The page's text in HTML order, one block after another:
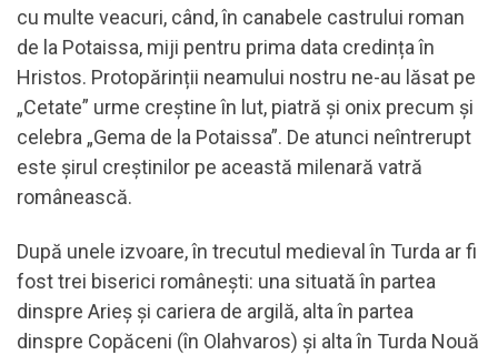
cu multe veacuri, când, în canabele castrului roman
de la Potaissa, miji pentru prima data credința în
Hristos. Protopărinții neamului nostru ne-au lăsat pe
„Cetate” urme creștine în lut, piatră și onix precum și
celebra „Gema de la Potaissa”. De atunci neîntrerupt
este șirul creștinilor pe această milenară vatră
românească.
După unele izvoare, în trecutul medieval în Turda ar fi
fost trei biserici românești: una situată în partea
dinspre Arieș și cariera de argilă, alta în partea
dinspre Copăceni (în Olahvaros) și alta în Turda Nouă